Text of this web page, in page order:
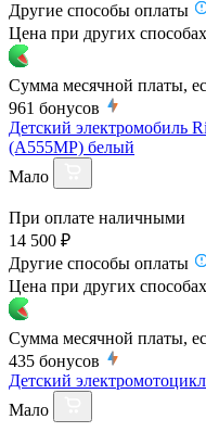
Другие способы оплаты
Цена при других
Сумма месячной платы,
961 бонусов
Детский электромобиль
(A555MP) белый
Мало
При оплате наличными
14 500 ₽
Другие способы оплаты
Цена при других
Сумма месячной платы,
435 бонусов
Детский
Мало